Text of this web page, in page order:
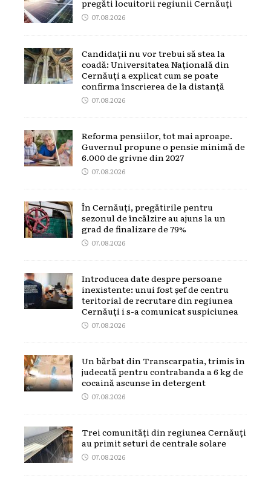
pregăti locuitorii regiunii Cernăuți
07.08.2026
Candidații nu vor trebui să stea la
coadă: Universitatea Națională din
Cernăuți a explicat cum se poate
confirma înscrierea de la distanță
07.08.2026
Reforma pensiilor, tot mai aproape.
Guvernul propune o pensie minimă de
6.000 de grivne din 2027
07.08.2026
În Cernăuți, pregătirile pentru
sezonul de încălzire au ajuns la un
grad de finalizare de 79%
07.08.2026
Introducea date despre persoane
inexistente: unui fost șef de centru
teritorial de recrutare din regiunea
Cernăuți i s-a comunicat suspiciunea
07.08.2026
Un bărbat din Transcarpatia, trimis în
judecată pentru contrabanda a 6 kg de
cocaină ascunse în detergent
07.08.2026
Trei comunități din regiunea Cernăuți
au primit seturi de centrale solare
07.08.2026